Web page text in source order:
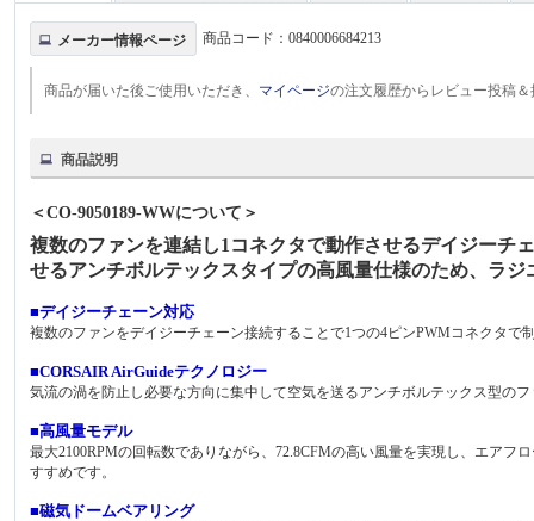
メーカー情報ページ 商品コード：0840006684213
商品が届いた後ご使用いただき、 マイページの注文履歴からレビュー投稿
商品説明
＜CO-9050189-WWについて＞
複数のファンを連結し1コネクタで動作させるデイジーチ
せるアンチボルテックスタイプの高風量仕様のため、ラ
■デイジーチェーン対応
複数のファンをデイジーチェーン接続することで1つの4ピンPWMコネクタで
■CORSAIR AirGuideテクノロジー
気流の渦を防止し必要な方向に集中して空気を送るアンチボルテックス型の
■高風量モデル
最大2100RPMの回転数でありながら、72.8CFMの高い風量を実現し、エアフ
すすめです。
■磁気ドームベアリング